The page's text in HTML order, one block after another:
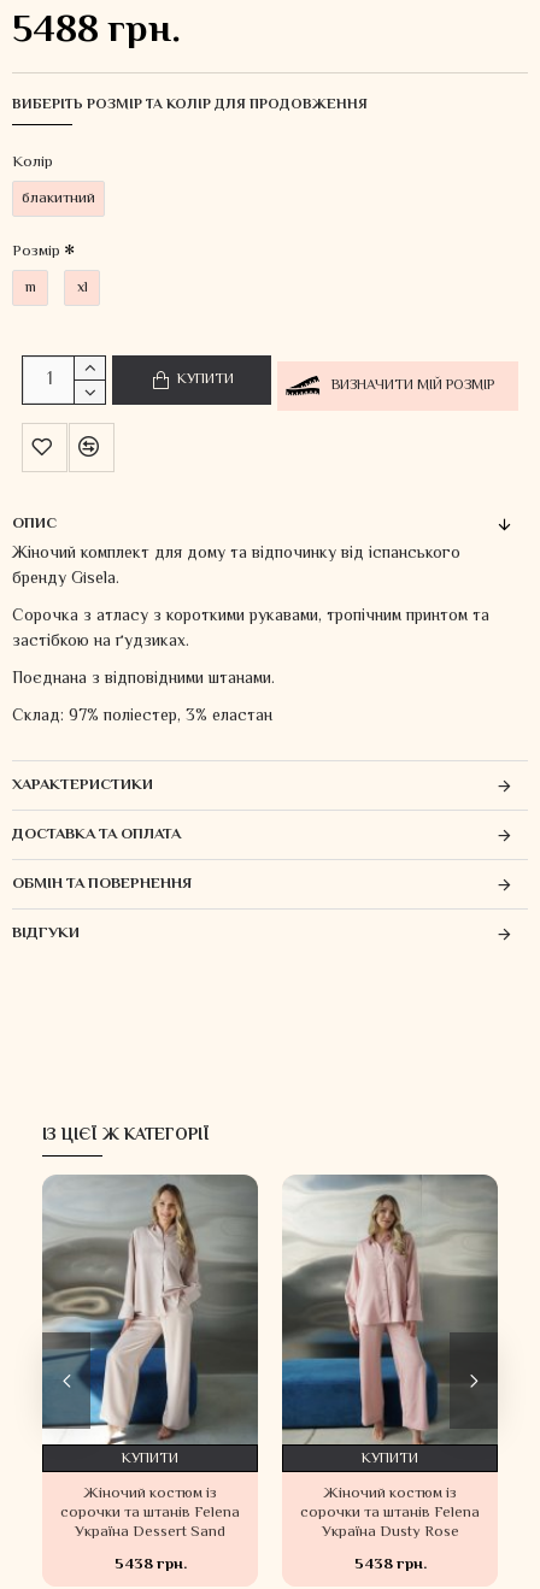
5488 грн.
ВИБЕРІТЬ РОЗМІР ТА КОЛІР ДЛЯ ПРОДОВЖЕННЯ
Колiр
блакитний
Розмір
m
xl
КУПИТИ ВИЗНАЧИТИ МІЙ РОЗМІР
ОПИС
Жіночий комплект для дому та відпочинку від іспанського
бренду Gisela.
Сорочка з атласу з короткими рукавами, тропічним принтом та
застібкою на ґудзиках.
Поєднана з відповідними штанами.
Склад: 97% поліестер, 3% еластан
ХАРАКТЕРИСТИКИ
ДОСТАВКА ТА ОПЛАТА
ОБМІН ТА ПОВЕРНЕННЯ
ВІДГУКИ
ІЗ ЦІЄЇ Ж КАТЕГОРІЇ
Жіночий костюм із
сорочки та штанів Felena
Україна Dessert Sand
5438 грн.
КУПИТИ
Жіночий костюм із
сорочки та штанів Felena
Україна Dusty Rose
5438 грн.
КУПИТИ